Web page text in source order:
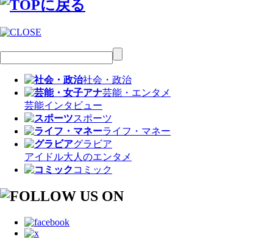
社会・政治
芸能・エンタメ
芸能インタビュー
スポーツ
ライフ・マネー
グラビア
アイドル大人のエンタメ
コミック